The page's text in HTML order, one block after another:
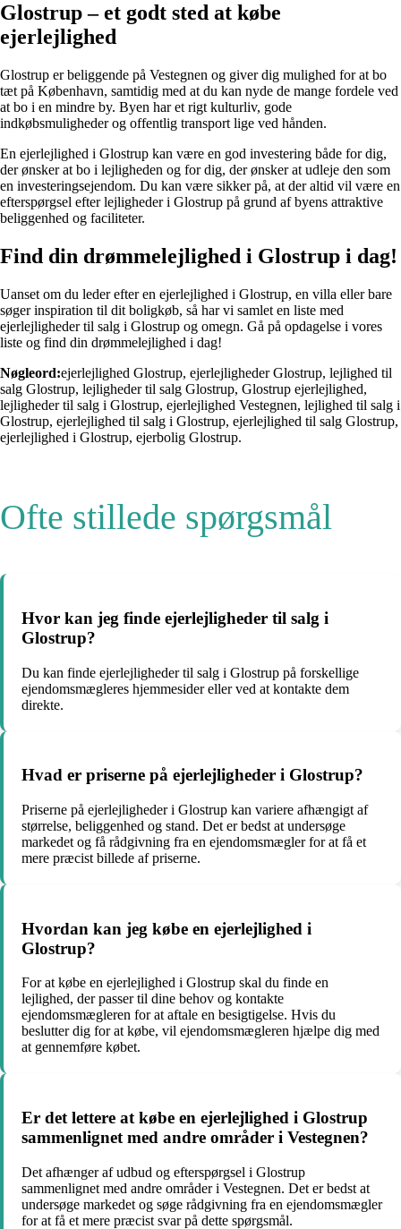
Glostrup – et godt sted at købe
ejerlejlighed
Glostrup er beliggende på Vestegnen og giver dig mulighed for at bo
tæt på København, samtidig med at du kan nyde de mange fordele ved
at bo i en mindre by. Byen har et rigt kulturliv, gode
indkøbsmuligheder og offentlig transport lige ved hånden.
En ejerlejlighed i Glostrup kan være en god investering både for dig,
der ønsker at bo i lejligheden og for dig, der ønsker at udleje den som
en investeringsejendom. Du kan være sikker på, at der altid vil være en
efterspørgsel efter lejligheder i Glostrup på grund af byens attraktive
beliggenhed og faciliteter.
Find din drømmelejlighed i Glostrup i dag!
Uanset om du leder efter en ejerlejlighed i Glostrup, en villa eller bare
søger inspiration til dit boligkøb, så har vi samlet en liste med
ejerlejligheder til salg i Glostrup og omegn. Gå på opdagelse i vores
liste og find din drømmelejlighed i dag!
Nøgleord:ejerlejlighed Glostrup, ejerlejligheder Glostrup, lejlighed til
salg Glostrup, lejligheder til salg Glostrup, Glostrup ejerlejlighed,
lejligheder til salg i Glostrup, ejerlejlighed Vestegnen, lejlighed til salg i
Glostrup, ejerlejlighed til salg i Glostrup, ejerlejlighed til salg Glostrup,
ejerlejlighed i Glostrup, ejerbolig Glostrup.
Ofte stillede spørgsmål
Hvor kan jeg finde ejerlejligheder til salg i
Glostrup?
Du kan finde ejerlejligheder til salg i Glostrup på forskellige
ejendomsmægleres hjemmesider eller ved at kontakte dem
direkte.
Hvad er priserne på ejerlejligheder i Glostrup?
Priserne på ejerlejligheder i Glostrup kan variere afhængigt af
størrelse, beliggenhed og stand. Det er bedst at undersøge
markedet og få rådgivning fra en ejendomsmægler for at få et
mere præcist billede af priserne.
Hvordan kan jeg købe en ejerlejlighed i
Glostrup?
For at købe en ejerlejlighed i Glostrup skal du finde en
lejlighed, der passer til dine behov og kontakte
ejendomsmægleren for at aftale en besigtigelse. Hvis du
beslutter dig for at købe, vil ejendomsmægleren hjælpe dig med
at gennemføre købet.
Er det lettere at købe en ejerlejlighed i Glostrup
sammenlignet med andre områder i Vestegnen?
Det afhænger af udbud og efterspørgsel i Glostrup
sammenlignet med andre områder i Vestegnen. Det er bedst at
undersøge markedet og søge rådgivning fra en ejendomsmægler
for at få et mere præcist svar på dette spørgsmål.